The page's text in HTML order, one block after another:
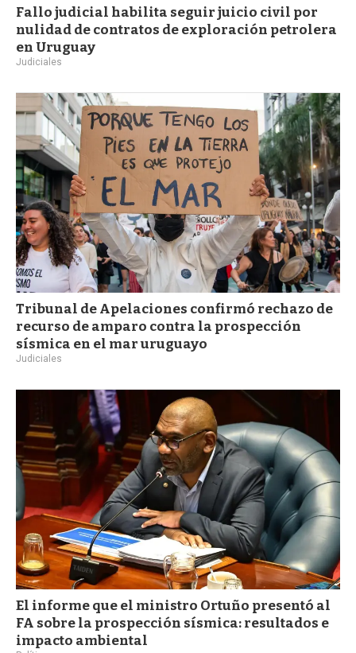
Fallo judicial habilita seguir juicio civil por
nulidad de contratos de exploración petrolera
en Uruguay
Judiciales
Tribunal de Apelaciones confirmó rechazo de
recurso de amparo contra la prospección
sísmica en el mar uruguayo
Judiciales
El informe que el ministro Ortuño presentó al
FA sobre la prospección sísmica: resultados e
impacto ambiental